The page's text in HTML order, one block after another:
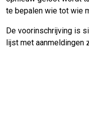
te bepalen wie tot wie
De voorinschrijving is
lijst met aanmeldingen